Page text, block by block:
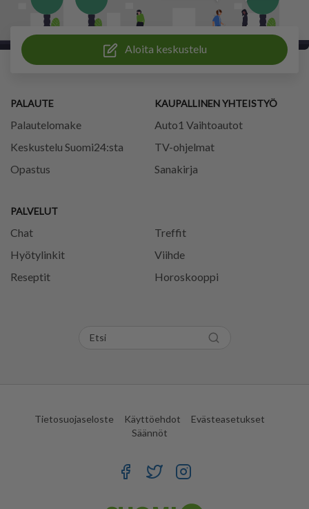
Aloita keskustelu
PALAUTE
Palautelomake
Keskustelu Suomi24:sta
Opastus
PALVELUT
Chat
Treffit
Hyötylinkit
Viihde
Reseptit
Horoskooppi
KAUPALLINEN YHTEISTYÖ
Auto1 Vaihtoautot
TV-ohjelmat
Sanakirja
Tietosuojaseloste Käyttöehdot
Evästeasetukset
Säännöt